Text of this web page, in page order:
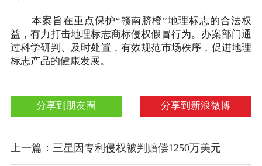
本案旨在重点保护“赣南脐橙”地理标志的合法权
益，有力打击地理标志商标侵权假冒行为。办案部门通
过科学研判、及时处置，有效规范市场秩序，促进地理
标志产品的健康发展。
分享到新浪微博
分享到朋友圈
上一篇：三星因专利侵权被判赔偿1250万美元